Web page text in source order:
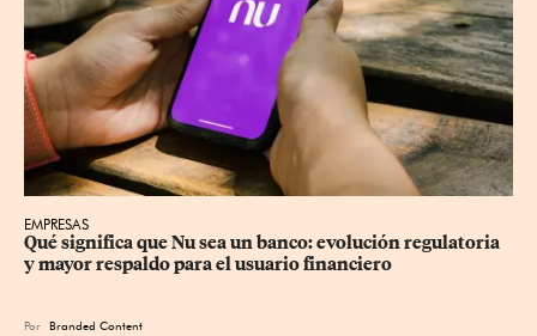
EMPRESAS
Qué significa que Nu sea un banco: evolución regulatoria
y mayor respaldo para el usuario financiero
Por Branded Content